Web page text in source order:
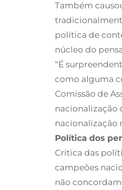
Também
política de
núcleo do
“É
como alguma
Comissão de
nacionalização
nacionalização
Política dos
Crítica das
campeões
não